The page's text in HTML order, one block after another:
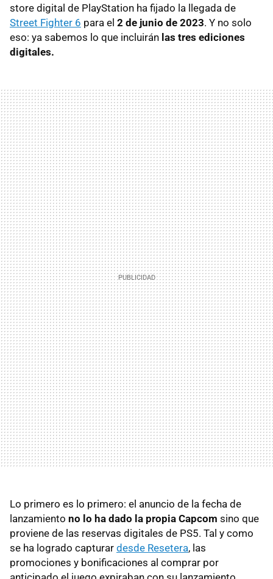
store digital de PlayStation ha fijado la llegada de
Street Fighter 6 para el 2 de junio de 2023. Y no solo
eso: ya sabemos lo que incluirán las tres ediciones
digitales.
Lo primero es lo primero: el anuncio de la fecha de
lanzamiento no lo ha dado la propia Capcom sino que
proviene de las reservas digitales de PS5. Tal y como
se ha logrado capturar desde Resetera, las
promociones y bonificaciones al comprar por